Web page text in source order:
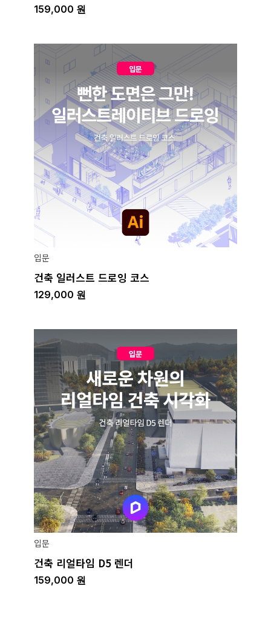
159,000 원
입문
건축 일러스트 드로잉 코스
129,000 원
입문
건축 리얼타임 D5 렌더
159,000 원